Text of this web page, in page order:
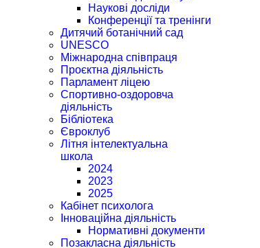
Наукові досліди
Конференції та тренінги
Дитячий ботанічний сад
UNESCO
Міжнародна співпраця
Проєктна діяльність
Парламент ліцею
Спортивно-оздоровча
діяльність
Бібліотека
Євроклуб
Літня інтелектуальна
школа
2024
2023
2025
Кабінет психолога
Інноваційна діяльність
Нормативні документи
Позакласна діяльність